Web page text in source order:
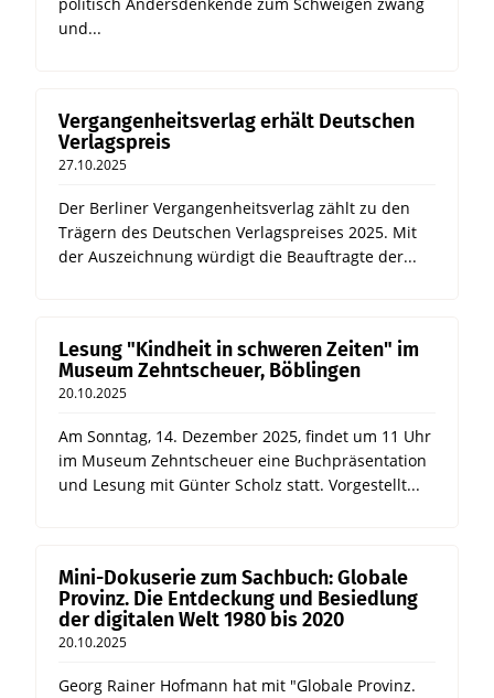
politisch Andersdenkende zum Schweigen zwang
und...
Vergangenheitsverlag erhält Deutschen
Verlagspreis
27.10.2025
Der Berliner Vergangenheitsverlag zählt zu den
Trägern des Deutschen Verlagspreises 2025. Mit
der Auszeichnung würdigt die Beauftragte der...
Lesung "Kindheit in schweren Zeiten" im
Museum Zehntscheuer, Böblingen
20.10.2025
Am Sonntag, 14. Dezember 2025, findet um 11 Uhr
im Museum Zehntscheuer eine Buchpräsentation
und Lesung mit Günter Scholz statt. Vorgestellt...
Mini-Dokuserie zum Sachbuch: Globale
Provinz. Die Entdeckung und Besiedlung
der digitalen Welt 1980 bis 2020
20.10.2025
Georg Rainer Hofmann hat mit "Globale Provinz.